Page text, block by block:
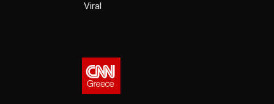
Viral